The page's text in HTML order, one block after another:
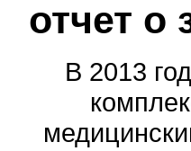
отчет о
В 2013